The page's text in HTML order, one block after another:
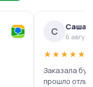
С Саша
6
★★★★★
Заказала
прошло